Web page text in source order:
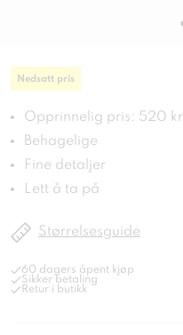
Nedsatt pris
Opprinnelig pris: 520 kr
Behagelige
Fine detaljer
Lett å ta på
Størrelsesguide
60 dagers åpent kjøp
Sikker betaling
Retur i butikk